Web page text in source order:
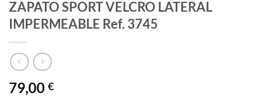
ZAPATO SPORT VELCRO LATERAL
IMPERMEABLE Ref. 3745
79,00 €